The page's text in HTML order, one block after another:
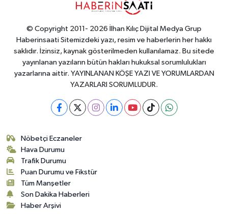
© Copyright 2011- 2026 İlhan Kılıç Dijital Medya Grup
Haberinsaati Sitemizdeki yazı, resim ve haberlerin her hakkı
saklıdır. İzinsiz, kaynak gösterilmeden kullanılamaz. Bu sitede
yayınlanan yazıların bütün hakları hukuksal sorumlulukları
yazarlarına aittir. YAYINLANAN KÖŞE YAZI VE YORUMLARDAN
YAZARLARI SORUMLUDUR.
Nöbetçi Eczaneler
Hava Durumu
Trafik Durumu
Puan Durumu ve Fikstür
Tüm Manşetler
Son Dakika Haberleri
Haber Arşivi